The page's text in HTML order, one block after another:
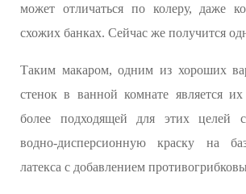
может отличаться по колеру, даже
схожих банках. Сейчас же получится
Таким макаром, одним из хороших
стенок в ванной комнате является
более подходящей для этих целей
водно-дисперсионную краску на
латекса с добавлением